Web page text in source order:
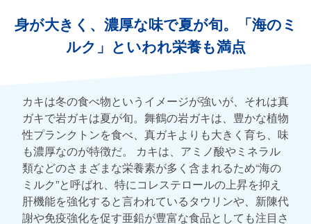
身が大きく、濃厚な味で夏が旬。「海のミ
ルク」といわれ栄養も満点
カキは冬の食べ物というイメージが強いが、それは真
ガキで岩ガキは夏が旬。舞鶴の岩ガキは、豊かな植物
性プランクトンを食べ、真ガキよりも大きく育ち、味
も濃厚なのが特徴だ。 カキは、アミノ酸やミネラル
類などのさまざまな栄養素が多く含まれるため“海の
ミルク”と呼ばれ、特にコレステロールの上昇を抑え
肝機能を強化すると言われているタウリンや、新陳代
謝や免疫強化を促す亜鉛が豊富な食品としても注目さ